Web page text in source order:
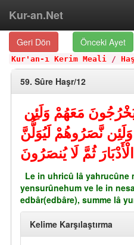
Kur-an.Net
Geri Dön Önceki Ayet
Kur'an-ı Kerim Meali /
59. Sûre Haşr/12
يَخْرُجُونَ مَعَهُمْ وَلَئِن
وَلَئِن نَّصَرُوهُمْ لَيُوَلُّنَّ
الْأَدْبَارَ ثُمَّ لَا يُنصَرُونَ
Le in uhricû lâ yahrucûne
yensurûnehum ve le in
edbâr(edbâre), summe lâ
Kelime Karşılaştırma